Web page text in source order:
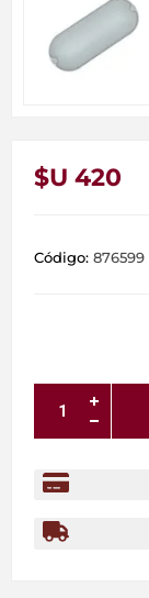
$U 420
Código: 876599